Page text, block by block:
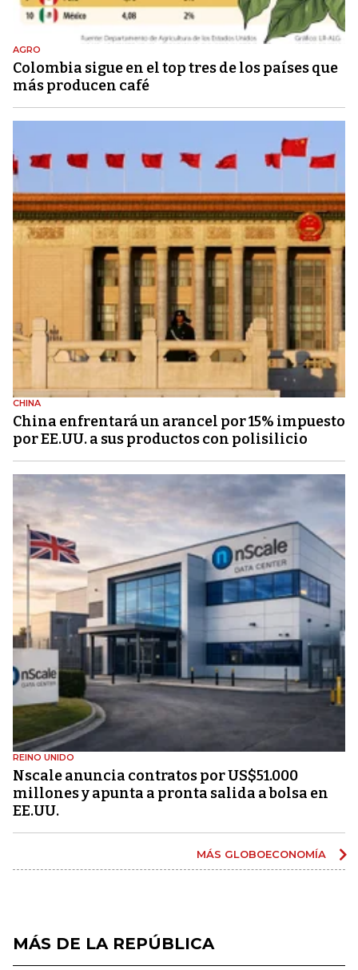
AGRO
Colombia sigue en el top tres de los países que
más producen café
CHINA
China enfrentará un arancel por 15% impuesto
por EE.UU. a sus productos con polisilicio
REINO UNIDO
Nscale anuncia contratos por US$51.000
millones y apunta a pronta salida a bolsa en
EE.UU.
MÁS GLOBOECONOMÍA
MÁS DE LA REPÚBLICA